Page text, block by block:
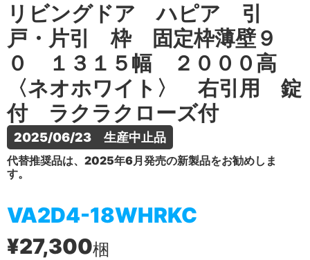
リビングドア ハピア 引
戸・片引 枠 固定枠薄壁９
０ １３１５幅 ２０００高
〈ネオホワイト〉 右引用 錠
付 ラクラクローズ付
2025/06/23　生産中止品
代替推奨品は、2025年6月発売の新製品をお勧めしま
す。
VA2D4-18WHRKC
¥27,300梱